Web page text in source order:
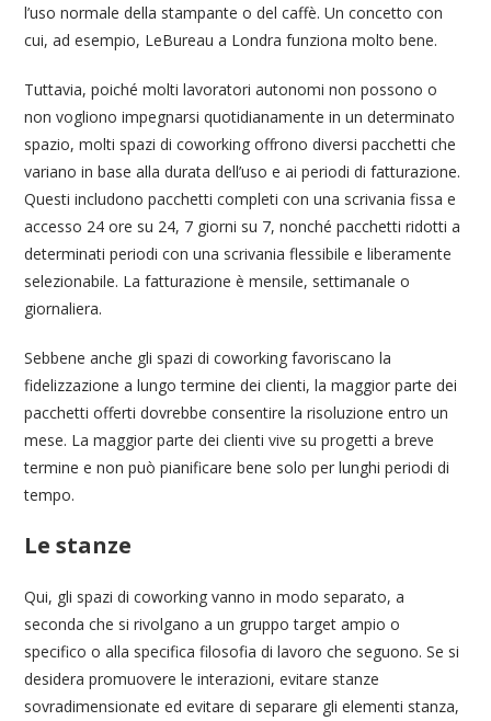
l’uso normale della stampante o del caffè. Un concetto con
cui, ad esempio, LeBureau a Londra funziona molto bene.
Tuttavia, poiché molti lavoratori autonomi non possono o
non vogliono impegnarsi quotidianamente in un determinato
spazio, molti spazi di coworking offrono diversi pacchetti che
variano in base alla durata dell’uso e ai periodi di fatturazione.
Questi includono pacchetti completi con una scrivania fissa e
accesso 24 ore su 24, 7 giorni su 7, nonché pacchetti ridotti a
determinati periodi con una scrivania flessibile e liberamente
selezionabile. La fatturazione è mensile, settimanale o
giornaliera.
Sebbene anche gli spazi di coworking favoriscano la
fidelizzazione a lungo termine dei clienti, la maggior parte dei
pacchetti offerti dovrebbe consentire la risoluzione entro un
mese. La maggior parte dei clienti vive su progetti a breve
termine e non può pianificare bene solo per lunghi periodi di
tempo.
Le stanze
Qui, gli spazi di coworking vanno in modo separato, a
seconda che si rivolgano a un gruppo target ampio o
specifico o alla specifica filosofia di lavoro che seguono. Se si
desidera promuovere le interazioni, evitare stanze
sovradimensionate ed evitare di separare gli elementi stanza,